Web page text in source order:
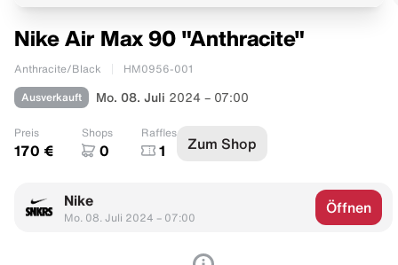
Nike Air Max 90 "Anthracite"
Anthracite/Black HM0956-001
Ausverkauft Mo. 08. Juli 2024 – 07:00
Preis
170 €
Shops
0
Raffles
1 Zum Shop
Nike
Mo. 08. Juli 2024 – 07:00
Öffnen